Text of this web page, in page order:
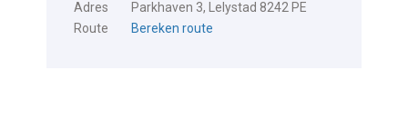
Adres
Parkhaven 3, Lelystad 8242 PE
Route
Bereken route